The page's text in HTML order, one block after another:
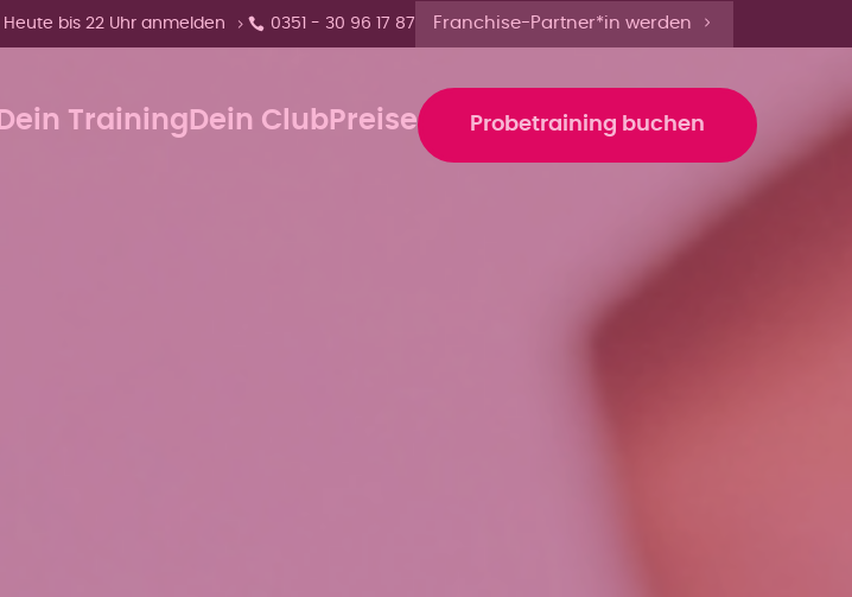
Heute bis 22 Uhr anmelden
Zeige Menü-Unterpunkte von 'Heute bis 22 Uhr anmelden'
0351 - 30 96 17 87 Franchise-Partner*in werden
Dein Training Dein Club Preise Probetraining buchen